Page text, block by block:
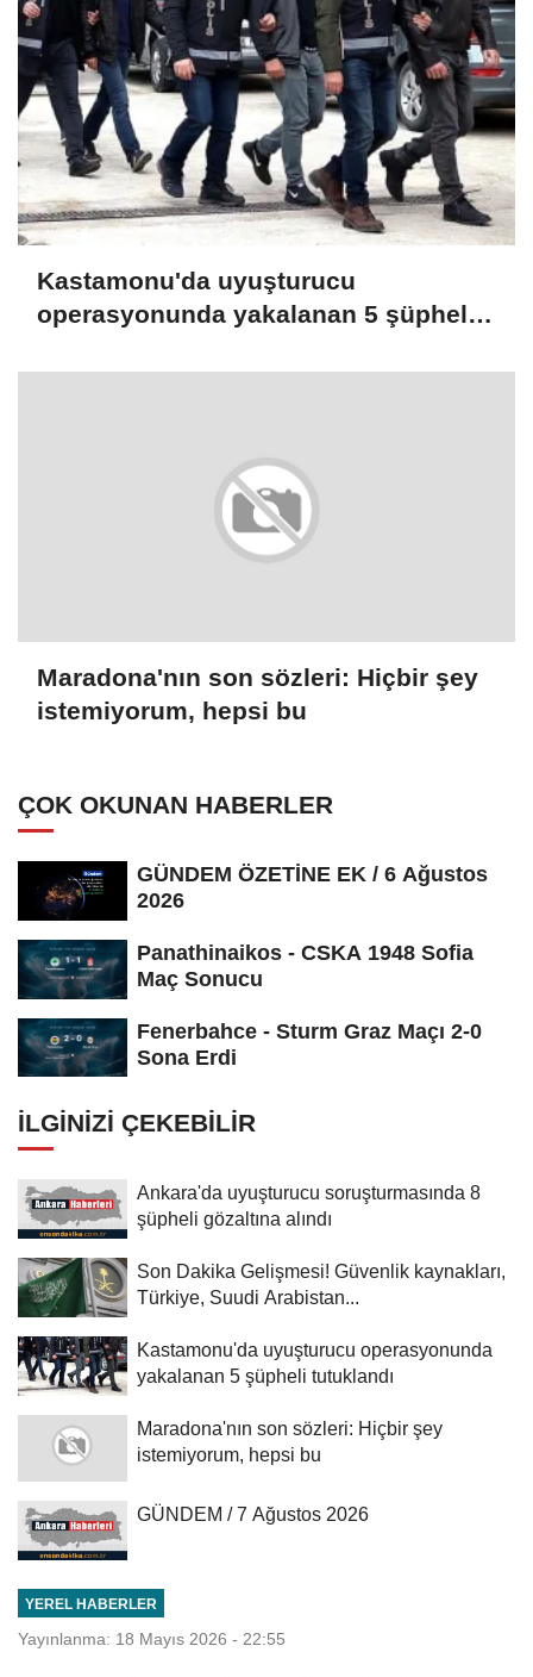
bildirdi
Kastamonu'da uyuşturucu
operasyonunda yakalanan 5 şüpheli
Maradona'nın son sözleri: Hiçbir şey
istemiyorum, hepsi bu
ÇOK OKUNAN HABERLER
GÜNDEM ÖZETİNE EK / 6 Ağustos
2026
Panathinaikos - CSKA 1948 Sofia
Maç Sonucu
Fenerbahce - Sturm Graz Maçı 2-0
Sona Erdi
İLGINIZI ÇEKEBILIR
Ankara'da uyuşturucu soruşturmasında 8
şüpheli gözaltına alındı
Son Dakika Gelişmesi! Güvenlik kaynakları,
Türkiye, Suudi Arabistan...
Kastamonu'da uyuşturucu operasyonunda
yakalanan 5 şüpheli tutuklandı
Maradona'nın son sözleri: Hiçbir şey
istemiyorum, hepsi bu
GÜNDEM / 7 Ağustos 2026
YEREL HABERLER
Yayınlanma: 18 Mayıs 2026 - 22:55